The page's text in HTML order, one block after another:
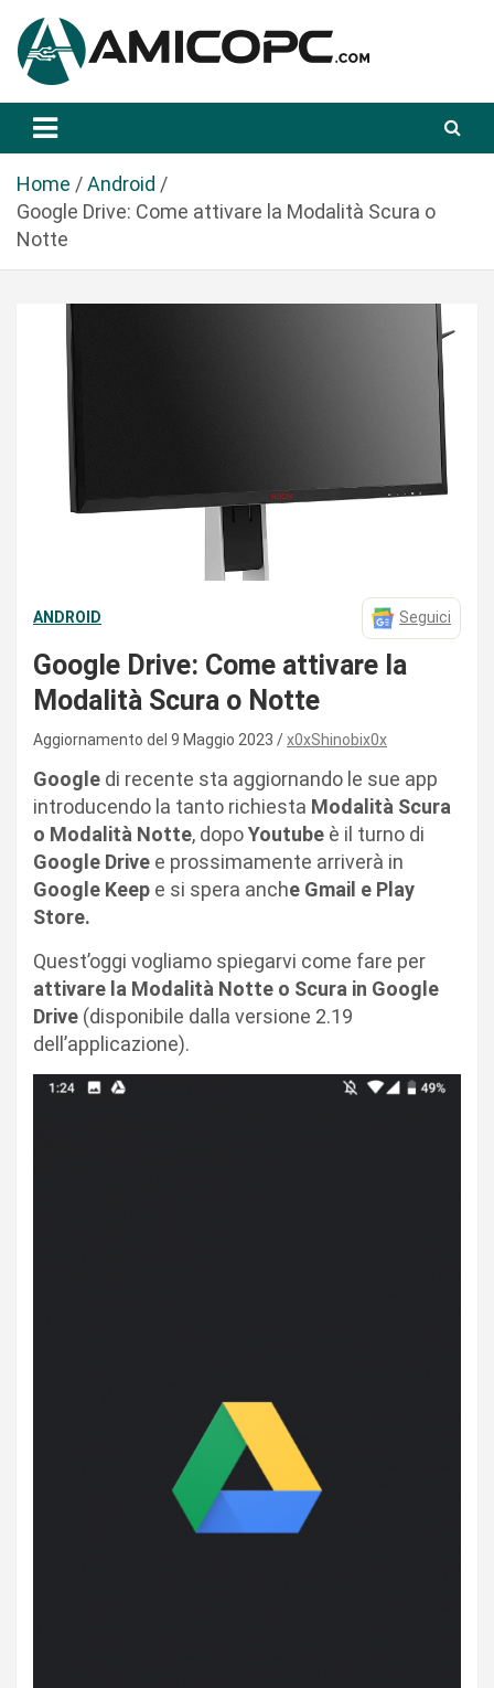
a
Amicopc.com
Home
Android
Google Drive: Come attivare la Modalità Scura o
Notte
ANDROID Seguici
Google Drive: Come attivare la
Modalità Scura o Notte
Aggiornamento del 9 Maggio 2023 x0xShinobix0x
Google di recente sta aggiornando le sue app
introducendo la tanto richiesta Modalità Scura
o Modalità Notte, dopoYoutube è il turno di
Google Drive e prossimamente arriverà in
Google Keep e si spera anche Gmail e Play
Store.
Quest’oggi vogliamo spiegarvi come fare per
attivare la Modalità Notte o Scura in Google
Drive (disponibile dalla versione 2.19
dell’applicazione).